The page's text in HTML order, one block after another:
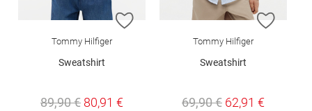
ZUR WUNSCHLISTE HINZUFÜGEN
Tommy Hilfiger
Sweatshirt
89,90 € 80,91 €
ZUR
Tommy Hilfiger
Sweatshirt
69,90 € 62,91 €